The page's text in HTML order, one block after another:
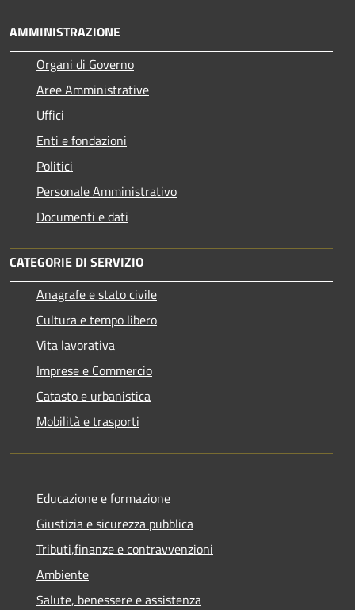
AMMINISTRAZIONE
Organi di Governo
Aree Amministrative
Uffici
Enti e fondazioni
Politici
Personale Amministrativo
Documenti e dati
CATEGORIE DI SERVIZIO
Anagrafe e stato civile
Cultura e tempo libero
Vita lavorativa
Imprese e Commercio
Catasto e urbanistica
Mobilità e trasporti
Educazione e formazione
Giustizia e sicurezza pubblica
Tributi,finanze e contravvenzioni
Ambiente
Salute, benessere e assistenza